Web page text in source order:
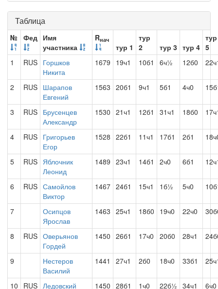
Таблица
№ Фед Имя
участника
Rнач
тур 1
тур
2
тур 3 тур 4
тур
5
1
RUS Горшков
Никита
1679 19ч1 10б1 6ч½ 12б0
2 RUS Шарапов
Евгений
1563 20б1 9ч1 5б1 4ч0
3 RUS Брусенцев
Александр
1530 21ч1 12б1 31ч1 18б0
4 RUS Григорьев
Егор
1528 22б1 11ч1 17б1 2б1
5 RUS Яблочник
Леонид
1489 23ч1 14б1 2ч0 6б1
6 RUS Самойлов
Виктор
1467 24б1 15ч1 1б½ 5ч0
7
Осипцов
Ярослав
1463 25ч1 18б0 19ч0 22ч0
8 RUS Оверьянов
Гордей
1450 26б1 17ч0 20б0 28ч1
9
Нестеров
Василий
1441 27ч1 2б0 18ч0 33б1
10 RUS Ледовский
1450 28б1 1ч0 22б½ 34ч1 6ч0